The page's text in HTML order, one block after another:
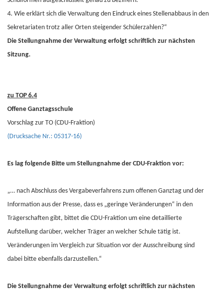
4. Wie erklärt sich die Verwaltung den Eindruck eines Stellenabbaus in den
Sekretariaten trotz aller Orten steigender Schülerzahlen?“
Die Stellungnahme der Verwaltung erfolgt schriftlich zur nächsten
Sitzung.
zu TOP 6.4
Offene Ganztagsschule
Vorschlag zur TO (CDU-Fraktion)
(Drucksache Nr.: 05317-16)
Es lag folgende Bitte um Stellungnahme der CDU-Fraktion vor:
„… nach Abschluss des Vergabeverfahrens zum offenen Ganztag und der
Information aus der Presse, dass es „geringe Veränderungen“ in den
Trägerschaften gibt, bittet die CDU-Fraktion um eine detaillierte
Aufstellung darüber, welcher Träger an welcher Schule tätig ist.
Veränderungen im Vergleich zur Situation vor der Ausschreibung sind
dabei bitte ebenfalls darzustellen.“
Die Stellungnahme der Verwaltung erfolgt schriftlich zur nächsten